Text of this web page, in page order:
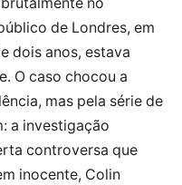
de Londres, em
dois anos, estava
O caso chocou a
mas pela série de
a investigação
controversa que
inocente, Colin